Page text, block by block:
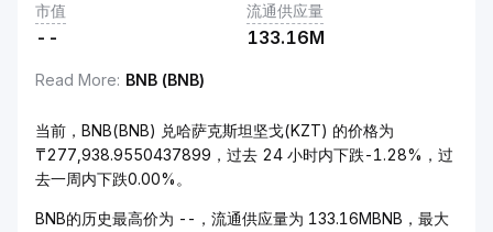
市值
--
流通供应量
133.16M
Read More: BNB (BNB)
当前，BNB(BNB) 兑哈萨克斯坦坚戈(KZT) 的价格为
₸277,938.9550437899，过去 24 小时内下跌-1.28%，过
去一周内下跌0.00%。
BNB的历史最高价为 --，流通供应量为 133.16MBNB，最大